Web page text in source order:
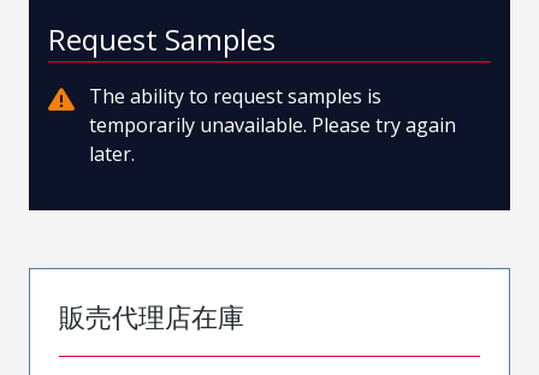
Request Samples
The ability to request samples is
temporarily unavailable. Please try again
later.
販売代理店在庫